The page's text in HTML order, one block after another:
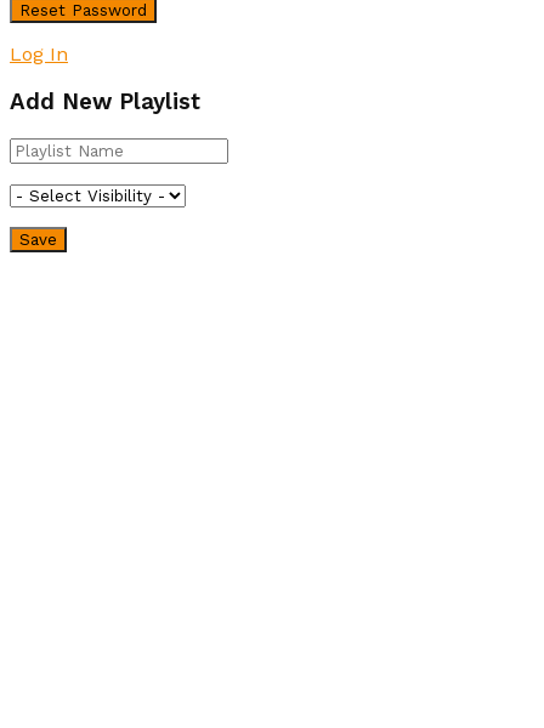
Log In
Add New Playlist